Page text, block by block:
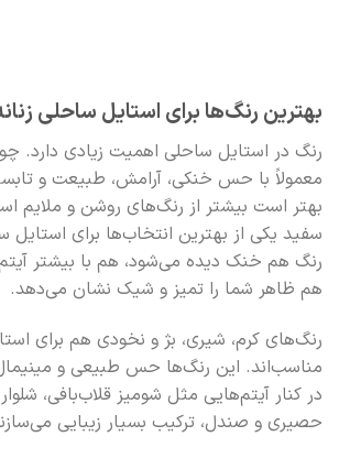
بهترین رنگ‌ها برای استایل ساحلی زنانه
رنگ در استایل ساحلی اهمیت زیادی دارد.
معمولاً با حس خنکی، آرامش، طبیعت و
بهتر است بیشتر از رنگ‌های روشن و ملایم
سفید یکی از بهترین انتخاب‌ها برای
رنگ هم خنک دیده می‌شود، هم با بیشتر
هم ظاهر شما را تمیز و شیک نشان می‌دهد.
رنگ‌های کرم، شیری، بژ و نخودی هم برای
مناسب‌اند. این رنگ‌ها حس طبیعی و
در کنار آیتم‌هایی مثل شومیز قلاب‌بافی،
حصیری و صندل، ترکیب بسیار زیبایی